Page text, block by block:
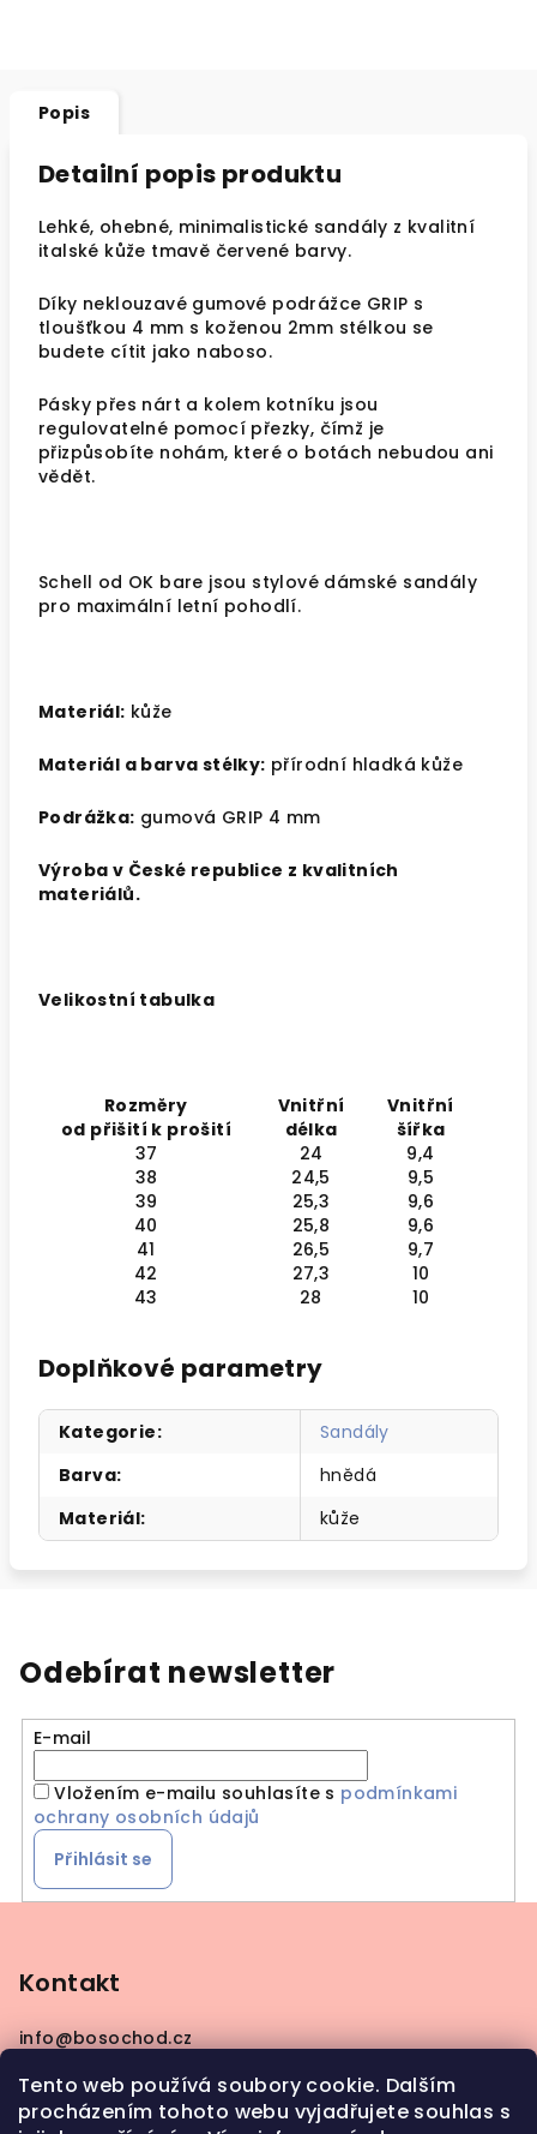
Tento web používá soubory cookie. Dalším
procházením tohoto webu vyjadřujete souhlas s
Popis
Detailní popis produktu
Lehké, ohebné, minimalistické sandály z kvalitní
italské kůže tmavě červené barvy.
Díky neklouzavé gumové podrážce GRIP s
tloušťkou 4 mm s koženou 2mm stélkou se
budete cítit jako naboso.
Pásky přes nárt a kolem kotníku jsou
regulovatelné pomocí přezky, čímž je
přizpůsobíte nohám, které o botách nebudou ani
vědět.
Schell od OK bare jsou stylové dámské sandály
pro maximální letní pohodlí.
Materiál: kůže
Materiál a barva stélky: přírodní hladká kůže
Podrážka: gumová GRIP 4 mm
Výroba v České republice z kvalitních
materiálů.
Velikostní tabulka
Rozměry
od přišití k prošití
Vnitřní
délka
Vnitřní
šířka
37
24
9,4
38
24,5
9,5
39
25,3
9,6
40
25,8
9,6
41
26,5
9,7
42
27,3
10
43
28 10
Doplňkové parametry
Kategorie:
Sandály
Barva:
hnědá
Materiál: kůže
Odebírat newsletter
E-mail
Vložením e-mailu souhlasíte s podmínkami
ochrany osobních údajů
Přihlásit se
t
Kontakt
info@bosochod.cz